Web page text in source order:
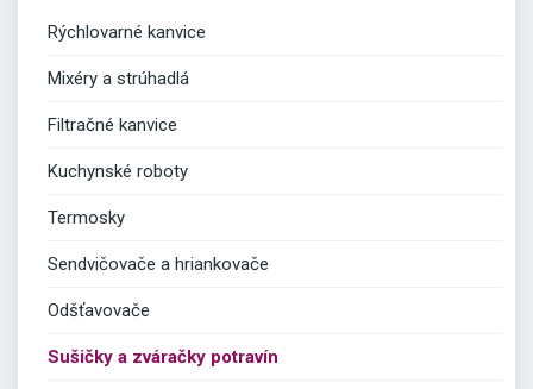
Rýchlovarné kanvice
Mixéry a strúhadlá
Filtračné kanvice
Kuchynské roboty
Termosky
Sendvičovače a hriankovače
Odšťavovače
Sušičky a zváračky potravín